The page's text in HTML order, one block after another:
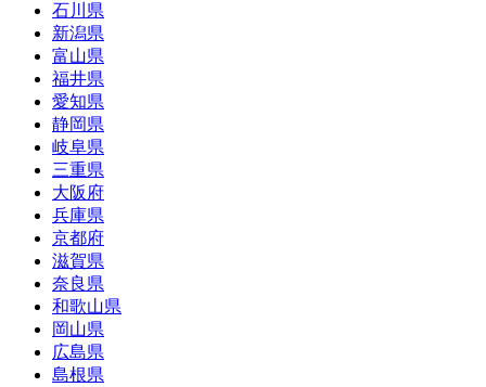
石川県
新潟県
富山県
福井県
愛知県
静岡県
岐阜県
三重県
大阪府
兵庫県
京都府
滋賀県
奈良県
和歌山県
岡山県
広島県
島根県